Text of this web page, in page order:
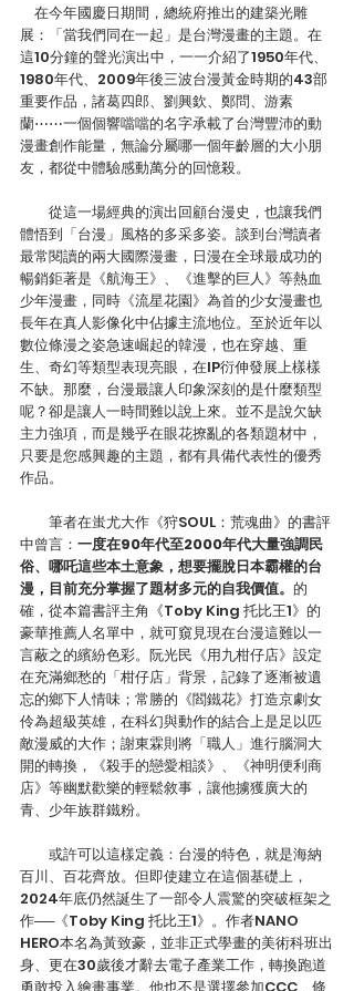
在今年國慶日期間，總統府推出的建築光雕
展：「當我們同在一起」是台灣漫畫的主題。在
這10分鐘的聲光演出中，一一介紹了1950年代、
1980年代、2009年後三波台漫黃金時期的43部
重要作品，諸葛四郎、劉興欽、鄭問、游素
蘭⋯⋯一個個響噹噹的名字承載了台灣豐沛的動
漫畫創作能量，無論分屬哪一個年齡層的大小朋
友，都從中體驗感動萬分的回憶殺。
從這一場經典的演出回顧台漫史，也讓我們
體悟到「台漫」風格的多采多姿。談到台灣讀者
最常閱讀的兩大國際漫畫，日漫在全球最成功的
暢銷鉅著是《航海王》、《進擊的巨人》等熱血
少年漫畫，同時《流星花園》為首的少女漫畫也
長年在真人影像化中佔據主流地位。至於近年以
數位條漫之姿急速崛起的韓漫，也在穿越、重
生、奇幻等類型表現亮眼，在IP衍伸發展上樣樣
不缺。那麼，台漫最讓人印象深刻的是什麼類型
呢？卻是讓人一時間難以說上來。並不是說欠缺
主力強項，而是幾乎在眼花撩亂的各類題材中，
只要是您感興趣的主題，都有具備代表性的優秀
作品。
筆者在蚩尤大作《狩SOUL：荒魂曲》的書評
中曾言： 一度在90年代至2000年代大量強調民
俗、哪吒這些本土意象，想要擺脫日本霸權的台
漫，目前充分掌握了題材多元的自我價值。 的
確，從本篇書評主角《Toby King 托比王1》的
豪華推薦人名單中，就可窺見現在台漫這難以一
言蔽之的繽紛色彩。阮光民《用九柑仔店》設定
在充滿鄉愁的「柑仔店」背景，記錄了逐漸被遺
忘的鄉下人情味；常勝的《閻鐵花》打造京劇女
伶為超級英雄，在科幻與動作的結合上是足以匹
敵漫威的大作；謝東霖則將「職人」進行腦洞大
開的轉換，《殺手的戀愛相談》、《神明便利商
店》等幽默歡樂的輕鬆敘事，讓他擄獲廣大的
青、少年族群鐵粉。
或許可以這樣定義：台漫的特色，就是海納
百川、百花齊放。但即使建立在這個基礎上，
2024年底仍然誕生了一部令人震驚的突破框架之
作──《Toby King 托比王1》。作者NANO
HERO本名為黃致豪，並非正式學畫的美術科班出
身、更在30歲後才辭去電子產業工作，轉換跑道